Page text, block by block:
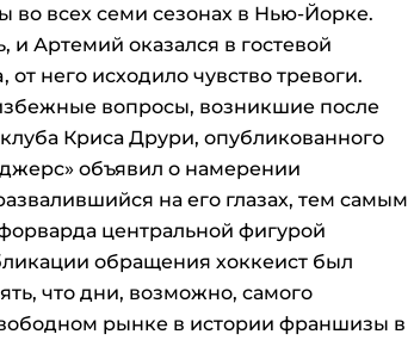
всех семи сезонах в Нью-Йорке.
и Артемий оказался в гостевой
него исходило чувство тревоги.
вопросы, возникшие после
Криса Друри, опубликованного
объявил о намерении
на его глазах, тем самым
центральной фигурой
обращения хоккеист был
что дни, возможно, самого
рынке в истории франшизы в